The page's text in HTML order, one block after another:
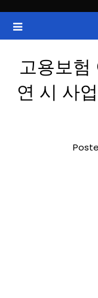
content
ZAN 주식
국내증시, 해외증시,
고용보험
연 시 사